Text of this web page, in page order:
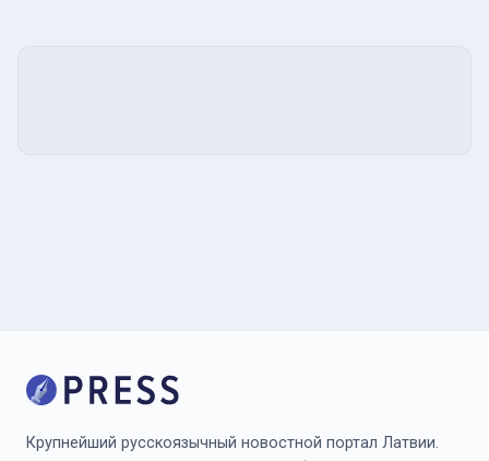
Крупнейший русскоязычный новостной портал Латвии.